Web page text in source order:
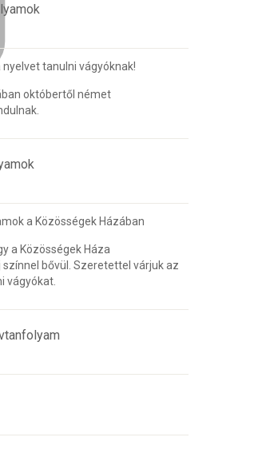
tanulni vágyóknak!
októbertől német
a Közösségek Házában
a Közösségek Háza
bővül. Szeretettel várjuk az
vágyókat.